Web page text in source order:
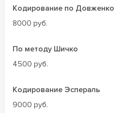
Кодирование по Довженко
8000 руб.
По методу Шичко
4500 руб.
Кодирование Эспераль
9000 руб.